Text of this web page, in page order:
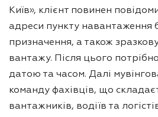
Київ», клієнт повинен
адреси пункту навантаження
призначення, а також зразкову
вантажу. Після цього
датою та часом. Далі
команду фахівців, що
вантажників, водіїв та